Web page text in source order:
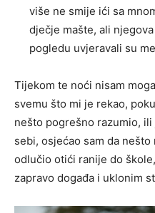
više ne smije ići sa
dječje mašte, ali
pogledu uvjeravali su
Tijekom te noći nisam
svemu što mi je rekao,
nešto pogrešno razumio,
sebi, osjećao sam da
odlučio otići ranije do
zapravo događa i uklonim